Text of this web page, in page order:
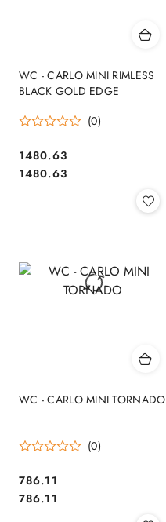
WC - CARLO MINI RIMLESS
BLACK GOLD EDGE
(0)
Cena:
1480.63
Cena:
1480.63
WC - CARLO MINI TORNADO
(0)
Cena:
786.11
Cena:
786.11